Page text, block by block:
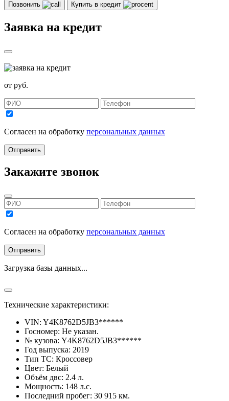
Позвонить Купить в кредит
Заявка на кредит
от руб.
Согласен на обработку персональных данных
Отправить
Закажите звонок
Согласен на обработку персональных данных
Отправить
Загрузка базы данных...
Технические характеристики:
VIN: Y4K8762D5JB3******
Госномер: Не указан.
№ кузова: Y4K8762D5JB3******
Год выпуска: 2019
Тип ТС: Кроссовер
Цвет: Белый
Объём двc: 2.4 л.
Мощность: 148 л.с.
Последний пробег: 30 915 км.